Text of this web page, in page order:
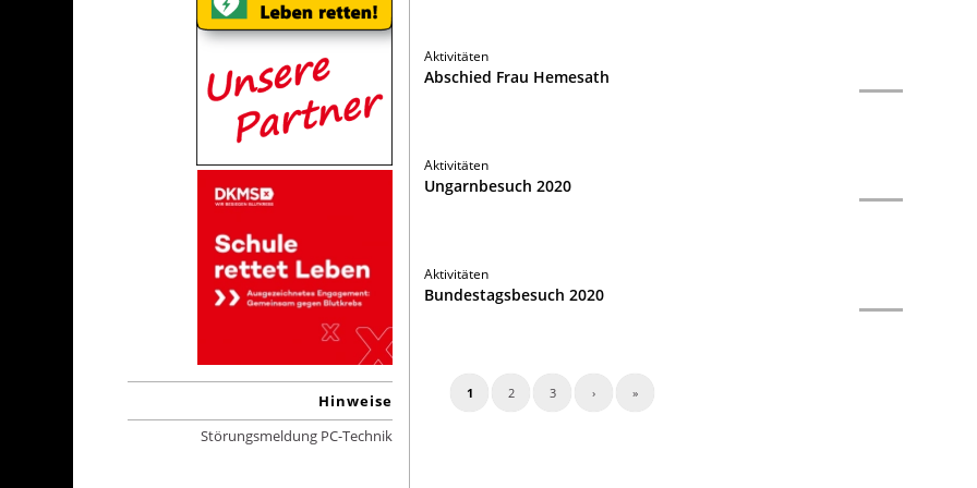
Aktivitäten
Abschied Frau Hemesath
Aktivitäten
Ungarnbesuch 2020
Aktivitäten
Bundestagsbesuch 2020
1 2 3 › »
Hinweise
Störungsmeldung PC-Technik